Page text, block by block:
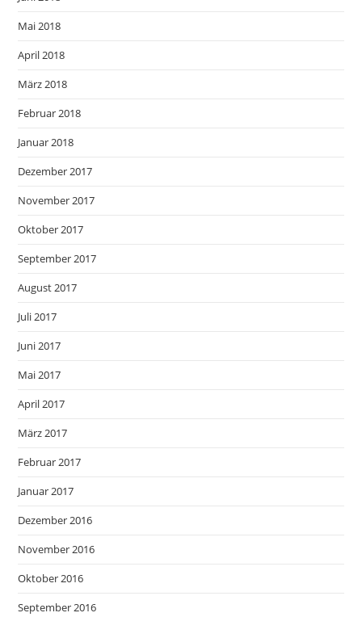
Mai 2018
April 2018
März 2018
Februar 2018
Januar 2018
Dezember 2017
November 2017
Oktober 2017
September 2017
August 2017
Juli 2017
Juni 2017
Mai 2017
April 2017
März 2017
Februar 2017
Januar 2017
Dezember 2016
November 2016
Oktober 2016
September 2016